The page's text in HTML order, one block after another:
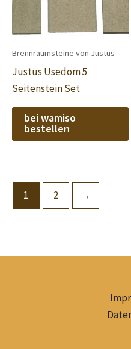
Brennraumsteine von Justus
Justus Usedom 5
Seitenstein Set
bei wamiso
bestellen
1 2 →